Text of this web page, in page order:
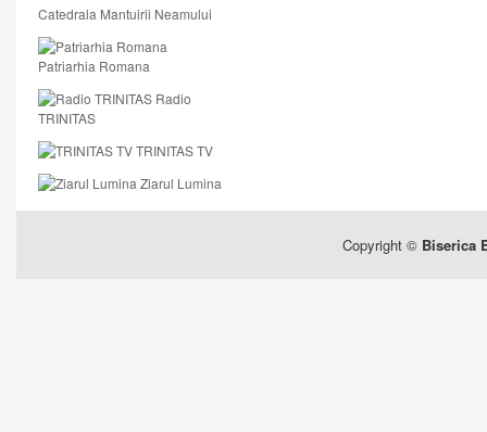
Catedrala Mantuirii Neamului
Patriarhia Romana
Radio
TRINITAS
TRINITAS TV
Ziarul Lumina
Copyright © Biserica